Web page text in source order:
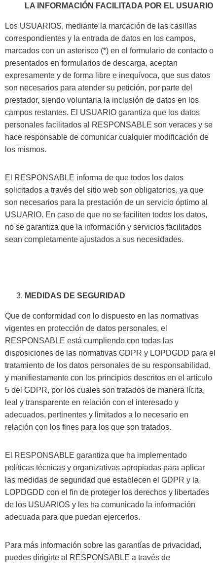
LA INFORMACIÓN FACILITADA POR EL USUARIO
Los USUARIOS, mediante la marcación de las casillas
correspondientes y la entrada de datos en los campos,
marcados con un asterisco (*) en el formulario de contacto o
presentados en formularios de descarga, aceptan
expresamente y de forma libre e inequívoca, que sus datos
son necesarios para atender su petición, por parte del
prestador, siendo voluntaria la inclusión de datos en los
campos restantes. El USUARIO garantiza que los datos
personales facilitados al RESPONSABLE son veraces y se
hace responsable de comunicar cualquier modificación de
los mismos.
El RESPONSABLE informa de que todos los datos
solicitados a través del sitio web son obligatorios, ya que
son necesarios para la prestación de un servicio óptimo al
USUARIO. En caso de que no se faciliten todos los datos,
no se garantiza que la información y servicios facilitados
sean completamente ajustados a sus necesidades.
MEDIDAS DE SEGURIDAD
Que de conformidad con lo dispuesto en las normativas
vigentes en protección de datos personales, el
RESPONSABLE está cumpliendo con todas las
disposiciones de las normativas GDPR y LOPDGDD para el
tratamiento de los datos personales de su responsabilidad,
y manifiestamente con los principios descritos en el artículo
5 del GDPR, por los cuales son tratados de manera lícita,
leal y transparente en relación con el interesado y
adecuados, pertinentes y limitados a lo necesario en
relación con los fines para los que son tratados.
El RESPONSABLE garantiza que ha implementado
políticas técnicas y organizativas apropiadas para aplicar
las medidas de seguridad que establecen el GDPR y la
LOPDGDD con el fin de proteger los derechos y libertades
de los USUARIOS y les ha comunicado la información
adecuada para que puedan ejercerlos.
Para más información sobre las garantías de privacidad,
puedes dirigirte al RESPONSABLE a través de